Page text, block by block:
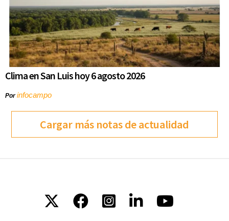
Clima en San Luis hoy 6 agosto 2026
Porinfocampo
Cargar más notas de actualidad